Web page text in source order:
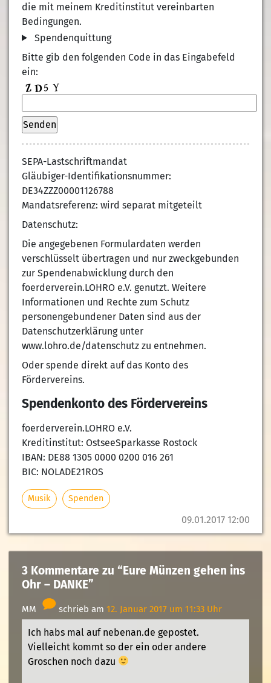
09.01.2017 12:00
die mit meinem Kreditinstitut vereinbarten
Bedingungen.
Spendenquittung
Bitte gib den folgenden Code in das Eingabefeld
ein:
SEPA-Lastschriftmandat
Gläubiger-Identifikationsnummer:
DE34ZZZ00001126788
Mandatsreferenz: wird separat mitgeteilt
Datenschutz:
Die angegebenen Formulardaten werden
verschlüsselt übertragen und nur zweckgebunden
zur Spendenabwicklung durch den
foerderverein.LOHRO e.V. genutzt. Weitere
Informationen und Rechte zum Schutz
personengebundener Daten sind aus der
Datenschutzerklärung unter
www.lohro.de/datenschutz zu entnehmen.
Oder spende direkt auf das Konto des
Fördervereins.
Spendenkonto des Fördervereins
foerderverein.LOHRO e.V.
Kreditinstitut: OstseeSparkasse Rostock
IBAN: DE88 1305 0000 0200 016 261
BIC: NOLADE21ROS
Musik Spenden
3 Kommentare zu “Eure Münzen gehen ins
Ohr – DANKE”
MM schrieb am 12. Januar 2017 um 11:33 Uhr
Ich habs mal auf nebenan.de gepostet.
Vielleicht kommt so der ein oder andere
Groschen noch dazu